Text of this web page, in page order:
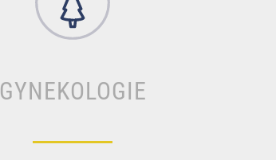
GYNEKOLOGIE